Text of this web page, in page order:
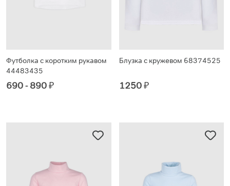
Футболка с коротким рукавом
44483435
690 - 890₽
Блузка с кружевом 68374525
1250₽